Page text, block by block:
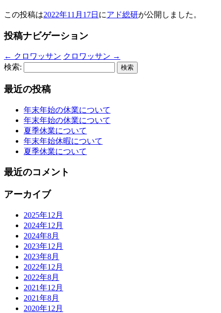
この投稿は2022年11月17日 にアド総研が公開しました 。
投稿ナビゲーション
← クロワッサン クロワッサン →
検索:
最近の投稿
年末年始の休業について
年末年始の休業について
夏季休業について
年末年始休暇について
夏季休業について
最近のコメント
アーカイブ
2025年12月
2024年12月
2024年8月
2023年12月
2023年8月
2022年12月
2022年8月
2021年12月
2021年8月
2020年12月